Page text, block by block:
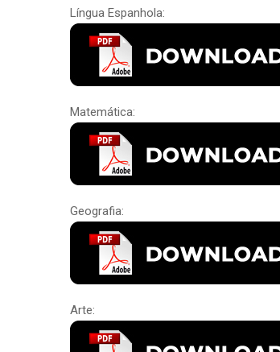
Língua Espanhola:
Matemática:
Geografia:
Arte: